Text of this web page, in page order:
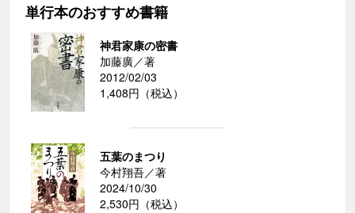
単行本のおすすめ書籍
神君家康の密書
加藤廣／著
2012/02/03
1,408円（税込）
五葉のまつり
今村翔吾／著
2024/10/30
2,530円（税込）